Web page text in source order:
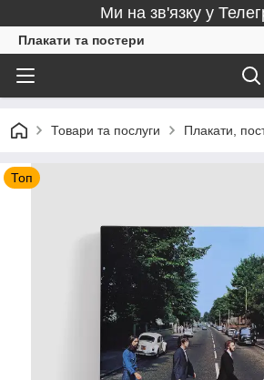
Ми на зв'язку у
Плакати та постери
Товари та послуги Плакати,
Топ